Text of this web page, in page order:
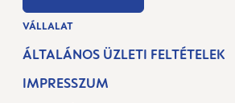
VÁLLALAT
ÁLTALÁNOS ÜZLETI FELTÉTELEK
IMPRESSZUM